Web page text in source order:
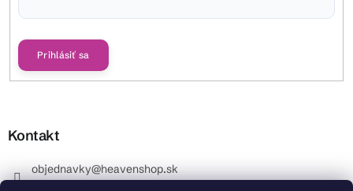
Prihlásiť sa
Kontakt
objednavky@heavenshop.sk